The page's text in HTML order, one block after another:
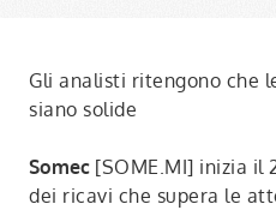
Gli analisti ritengono che
siano solide
Somec [SOME.MI] inizia il
dei ricavi che supera le